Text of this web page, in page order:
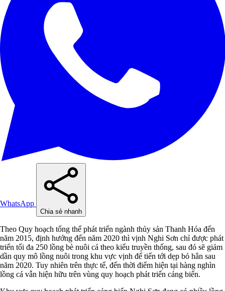
WhatsApp
Chia sẻ nhanh
Theo Quy hoạch tổng thể phát triển ngành thủy sản Thanh Hóa đến
năm 2015, định hướng đến năm 2020 thì vịnh Nghi Sơn chỉ được phát
triển tối đa 250 lồng bè nuôi cá theo kiểu truyền thống, sau đó sẽ giảm
dần quy mô lồng nuôi trong khu vực vịnh để tiến tới dẹp bỏ hẳn sau
năm 2020. Tuy nhiên trên thực tế, đến thời điểm hiện tại hàng nghìn
lồng cá vẫn hiện hữu trên vùng quy hoạch phát triển cảng biển.